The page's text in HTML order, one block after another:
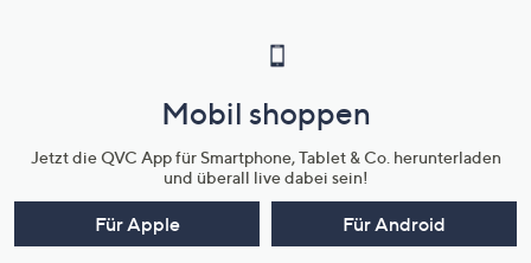
Mobil shoppen
Jetzt die QVC App für Smartphone, Tablet & Co. herunterladen
und überall live dabei sein!
Für Apple Für Android